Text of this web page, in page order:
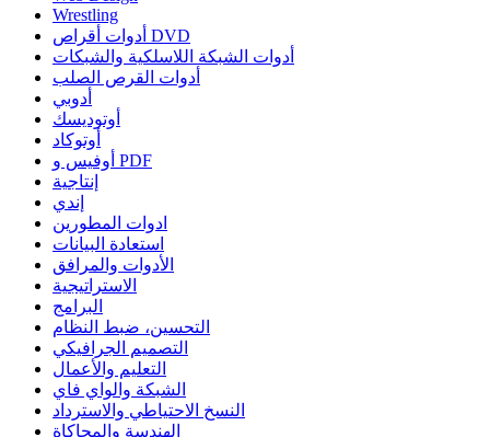
Wrestling
أدوات أقراص DVD
أدوات الشبكة اللاسلكية والشبكات
أدوات القرص الصلب
أدوبي
أوتوديسك
أوتوكاد
أوفيس و PDF
إنتاجية
إندي
ادوات المطورين
استعادة البيانات
الأدوات والمرافق
الاستراتيجية
البرامج
التحسين، ضبط النظام
التصميم الجرافيكي
التعليم والأعمال
الشبكة والواي فاي
النسخ الاحتياطي والاسترداد
الهندسة والمحاكاة